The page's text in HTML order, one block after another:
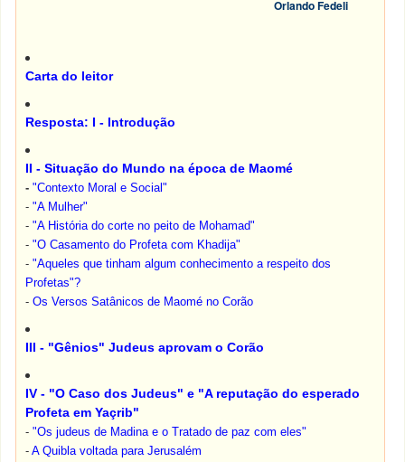
Orlando Fedeli
Carta do leitor
Resposta: I - Introdução
II - Situação do Mundo na época de Maomé
-"Contexto Moral e Social"
-"A Mulher"
-"A História do corte no peito de Mohamad"
-"O Casamento do Profeta com Khadija"
-"Aqueles que tinham algum conhecimento a respeito dos
Profetas"?
-Os Versos Satânicos de Maomé no Corão
III - "Gênios" Judeus aprovam o Corão
IV - "O Caso dos Judeus" e "A reputação do esperado
Profeta em Yaçrib"
-"Os judeus de Madina e o Tratado de paz com eles"
-A Quibla voltada para Jerusalém